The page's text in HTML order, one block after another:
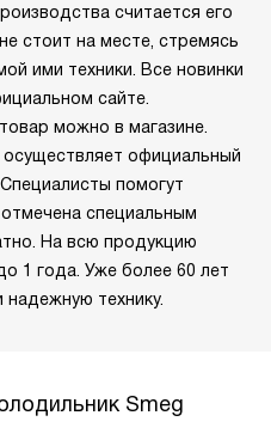
считается его
стоит на месте, стремясь
ими техники. Все новинки
сайте.
можно в магазине.
официальный
помогут
отмечена специальным
На всю продукцию
1 года. Уже более 60 лет
технику.
Smeg